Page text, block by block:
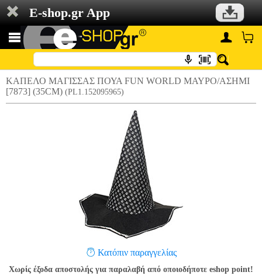
E-shop.gr App
ΚΑΠΕΛΟ ΜΑΓΙΣΣΑΣ ΠΟΥΑ FUN WORLD ΜΑΥΡΟ/ΑΣΗΜΙ
[7873] (35CM) (PL1.152095965)
Κατόπιν παραγγελίας
Χωρίς έξοδα αποστολής για παραλαβή από οποιοδήποτε eshop point!